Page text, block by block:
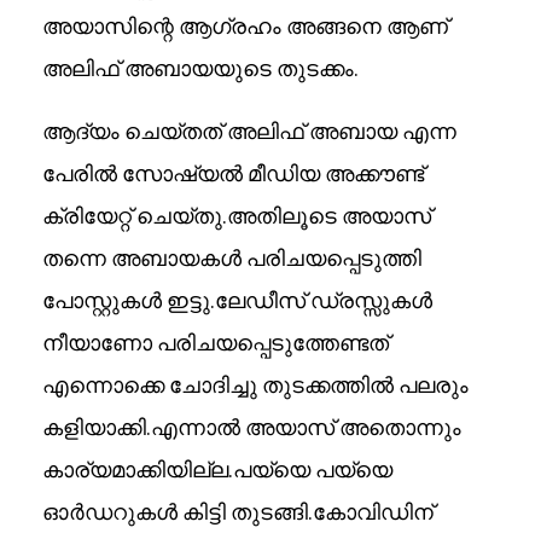
അയാസിന്റെ ആഗ്രഹം അങ്ങനെ ആണ്
അലിഫ് അബായയുടെ തുടക്കം.
ആദ്യം ചെയ്തത് അലിഫ് അബായ എന്ന
പേരിൽ സോഷ്യൽ മീഡിയ അക്കൗണ്ട്
ക്രിയേറ്റ് ചെയ്തു.അതിലൂടെ അയാസ്
തന്നെ അബായകൾ പരിചയപ്പെടുത്തി
പോസ്റ്റുകൾ ഇട്ടു.ലേഡീസ് ഡ്രസ്സുകൾ
നീയാണോ പരിചയപ്പെടുത്തേണ്ടത്
എന്നൊക്കെ ചോദിച്ചു തുടക്കത്തിൽ പലരും
കളിയാക്കി.എന്നാൽ അയാസ് അതൊന്നും
കാര്യമാക്കിയില്ല.പയ്യെ പയ്യെ
ഓർഡറുകൾ കിട്ടി തുടങ്ങി.കോവിഡിന്